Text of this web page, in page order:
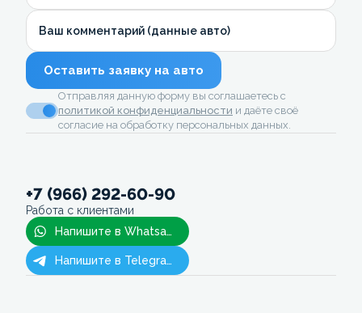
Ваш комментарий (данные авто)
Оставить заявку на авто
Отправляя данную форму вы соглашаетесь с
политикой конфиденциальности и даёте своё
согласие на обработку персональных данных.
+7 (966) 292-60-90
Работа с клиентами
Напишите в Whatsapp
Напишите в Telegram